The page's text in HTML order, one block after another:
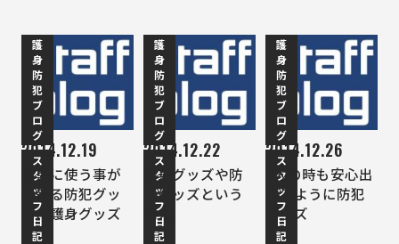
護
身
防
犯
ブ
ロ
グ
ス
タ
ッ
フ
日
記
2014.12.19
簡単に使う事が
出来る防犯グッ
ズ、護身グッズ
護
身
防
犯
ブ
ロ
グ
ス
タ
ッ
フ
日
記
2014.12.22
護身グッズや防
犯グッズという
備え
護
身
防
犯
ブ
ロ
グ
ス
タ
ッ
フ
日
記
2014.12.26
1人の時も安心出
来るように防犯
グッズ